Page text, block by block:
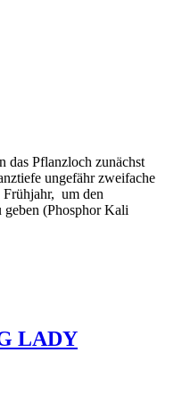
das Pflanzloch zunächst
ungefähr zweifache
um den
geben (Phosphor Kali
LADY